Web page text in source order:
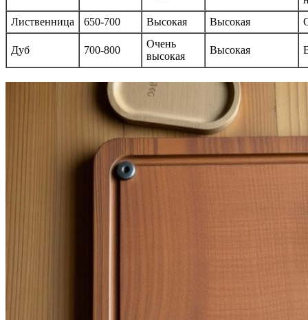
Лиственница
650-700 Высокая Высокая
Дуб 700-800
Очень
высокая
Высокая